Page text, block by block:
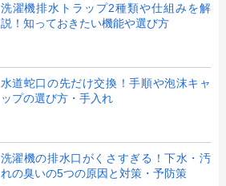
洗濯機排水トラップ2種類や仕組みを解
説！知っておきたい機能や選び方
水道蛇口の先だけ交換！手順や泡沫キャ
ップの選び方・手入れ
洗濯機の排水口がくさすぎる！下水・汚
れの臭いの5つの原因と対策・予防策